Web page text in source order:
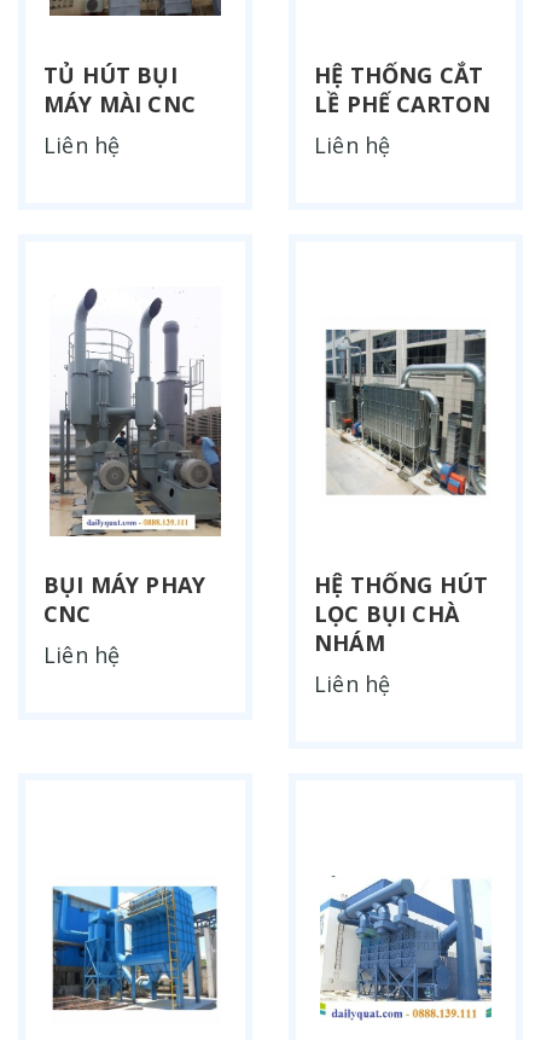
TỦ HÚT BỤI
MÁY MÀI CNC
Liên hệ
HỆ THỐNG CẮT
LỀ PHẾ CARTON
Liên hệ
BỤI MÁY PHAY
CNC
Liên hệ
HỆ THỐNG HÚT
LỌC BỤI CHÀ
NHÁM
Liên hệ